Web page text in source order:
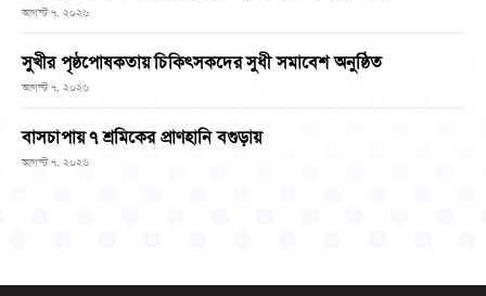
আগস্ট ৭, ২০২৬
সুখীর পৃষ্ঠপোষকতায় চিকিৎসকদের সুধী সমাবেশ অনুষ্ঠিত
আগস্ট ৭, ২০২৬
বাসচাপায় ৭ শ্রমিকের প্রাণহানি বগুড়ায়
আগস্ট ৭, ২০২৬